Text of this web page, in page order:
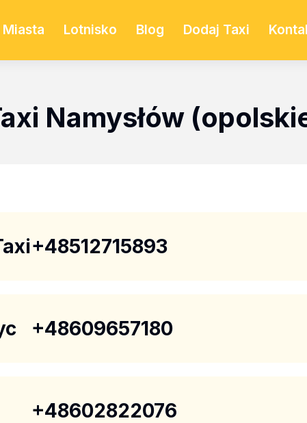
Miasta Lotnisko Blog Dodaj Taxi
Namysłów
+48512715893
+48609657180
+48602822076